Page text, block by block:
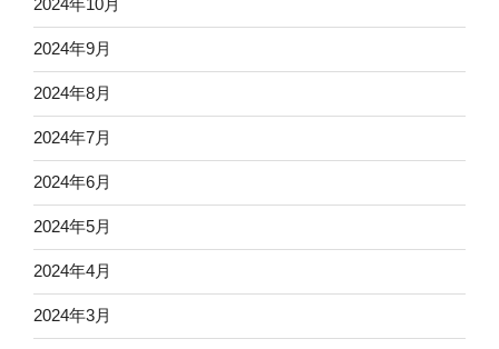
2024年10月
2024年9月
2024年8月
2024年7月
2024年6月
2024年5月
2024年4月
2024年3月